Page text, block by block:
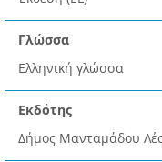
Γλώσσα
Ελληνική γλώσσα
Εκδότης
Δήμος Μανταμάδου